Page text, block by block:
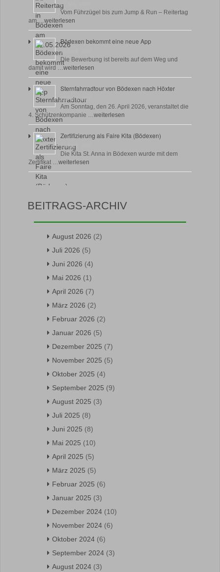
27 Mai, 2026
Vom Führzügel bis zum Jump & Run – Reitertag
am …weiterlesen
Bödexen bekommt eine neue App
28 April, 2026
Die Bewerbung ist bereits auf dem Weg und
damit wird …weiterlesen
Sternfahrradtour von Bödexen nach Höxter
23 April, 2026
Am Sonntag, den 26. April 2026, veranstaltet die
4. Schützenkompanie …weiterlesen
Zertifizierung als Faire Kita (Bödexen)
17 April, 2026
Die Kita St. Anna in Bödexen wurde mit dem
Zertifikat …weiterlesen
BEITRAGS-ARCHIV
August 2026 (2)
Juli 2026 (5)
Juni 2026 (4)
Mai 2026 (1)
April 2026 (7)
März 2026 (2)
Februar 2026 (2)
Januar 2026 (5)
Dezember 2025 (7)
November 2025 (5)
Oktober 2025 (4)
September 2025 (9)
August 2025 (3)
Juli 2025 (8)
Juni 2025 (8)
Mai 2025 (10)
April 2025 (5)
März 2025 (5)
Februar 2025 (6)
Januar 2025 (3)
Dezember 2024 (10)
November 2024 (6)
Oktober 2024 (6)
September 2024 (3)
August 2024 (3)